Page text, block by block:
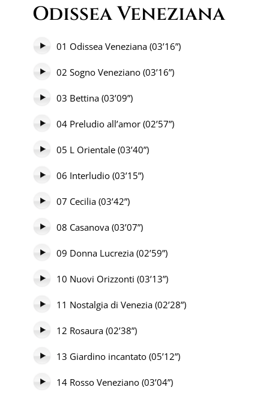
Odissea Veneziana
01 Odissea Veneziana (03’16”)
02 Sogno Veneziano (03’16”)
03 Bettina (03’09”)
04 Preludio all’amor (02’57”)
05 L Orientale (03’40”)
06 Interludio (03’15”)
07 Cecilia (03’42”)
08 Casanova (03’07”)
09 Donna Lucrezia (02’59”)
10 Nuovi Orizzonti (03’13”)
11 Nostalgia di Venezia (02’28”)
12 Rosaura (02’38”)
13 Giardino incantato (05’12”)
14 Rosso Veneziano (03’04”)